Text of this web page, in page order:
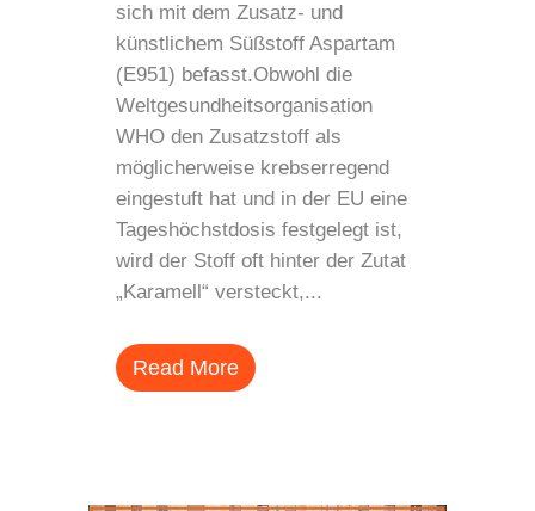
sich mit dem Zusatz- und
künstlichem Süßstoff Aspartam
(E951) befasst.Obwohl die
Weltgesundheitsorganisation
WHO den Zusatzstoff als
möglicherweise krebserregend
eingestuft hat und in der EU eine
Tageshöchstdosis festgelegt ist,
wird der Stoff oft hinter der Zutat
„Karamell“ versteckt,...
Read More